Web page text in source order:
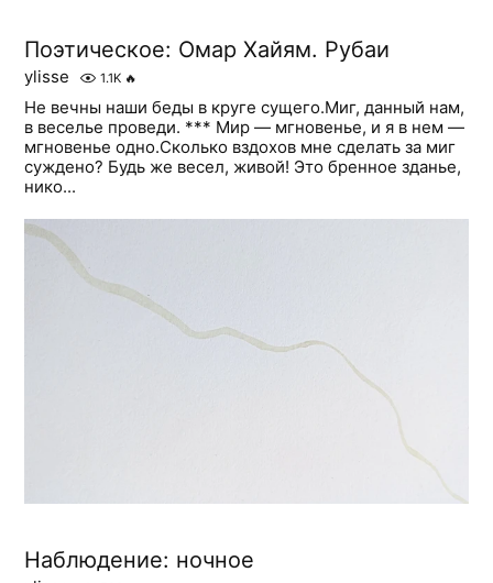
Поэтическое: Омар Хайям. Рубаи
ylisse 1.1K 🔥
Не вечны наши беды в круге сущего.Миг, данный нам,
в веселье проведи. *** Мир — мгновенье, и я в нем —
мгновенье одно.Сколько вздохов мне сделать за миг
суждено? Будь же весел, живой! Это бренное зданье,
нико...
Наблюдение: ночное